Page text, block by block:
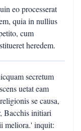
eo processerat
quia in nullius
cum
heredem.
secretum
uetat eam
se causa,
Bacchis initiari
meliora.' inquit: